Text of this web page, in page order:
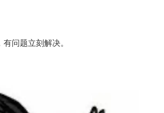
问题立刻解决。